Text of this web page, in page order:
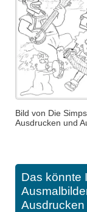
Bild von Die
Ausdrucken und
Das könnte